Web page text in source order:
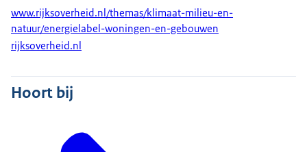
www.rijksoverheid.nl/themas/klimaat-milieu-en-
natuur/energielabel-woningen-en-gebouwen
rijksoverheid.nl
Hoort bij